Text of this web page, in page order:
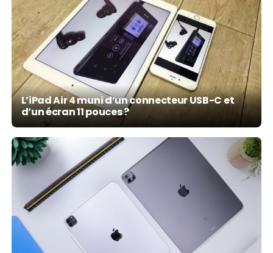
L’iPad Air 4 muni d’un connecteur USB-C et
d’un écran 11 pouces ?